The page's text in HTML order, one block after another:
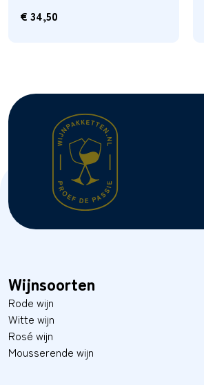
€ 29,95
Wijnsoorten
Rode wijn
Witte wijn
Rosé wijn
Mousserende wijn